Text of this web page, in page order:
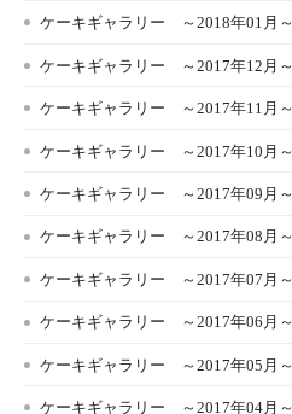
ケーキギャラリー ～2018年01月～
ケーキギャラリー ～2017年12月～
ケーキギャラリー ～2017年11月～
ケーキギャラリー ～2017年10月～
ケーキギャラリー ～2017年09月～
ケーキギャラリー ～2017年08月～
ケーキギャラリー ～2017年07月～
ケーキギャラリー ～2017年06月～
ケーキギャラリー ～2017年05月～
ケーキギャラリー ～2017年04月～